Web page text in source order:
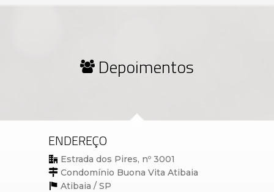
Depoimentos
ENDEREÇO
Estrada dos Pires, nº 3001
Condomínio Buona Vita Atibaia
Atibaia / SP